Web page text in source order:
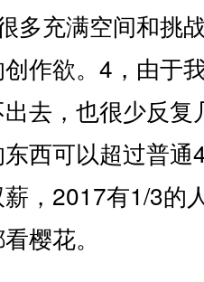
多充满空间和挑
作欲。4，由于
去，也很少反
西可以超过普
，2017有1/3的
樱花。